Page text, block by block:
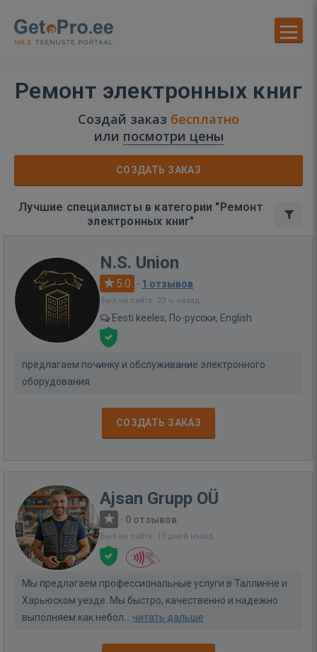
Ремонт электронных книг
Создай заказ бесплатно
или посмотри цены
СОЗДАТЬ ЗАКАЗ
Лучшие специалисты в категории "Ремонт
электронных книг"
N.S. Union
5.0 · 1 отзывов
Был на сайте: 23 ч. назад
Eesti keeles, По-русски, English
предлагаем починку и обслуживание электронного
оборудования
СОЗДАТЬ ЗАКАЗ
Ajsan Grupp OÜ
· 0 отзывов
Был на сайте: 13 дней назад
Мы предлагаем профессиональные услуги в Таллинне и
Харьюском уезде. Мы быстро, качественно и надежно
выполняем как небол... читать дальше